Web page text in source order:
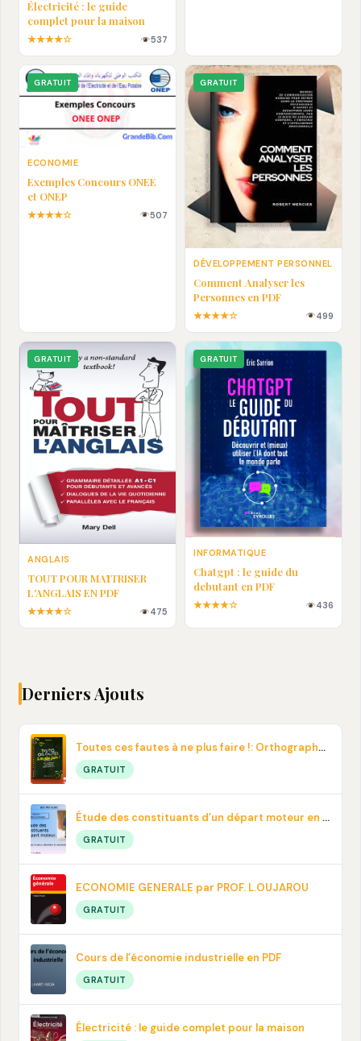
Électricité : le guide
complet pour la maison
★★★★☆ 537
GRATUIT
ECONOMIE
Exemples Concours ONEE
et ONEP
★★★★☆ 507
GRATUIT
DÉVELOPPEMENT PERSONNEL
Comment Analyser les
Personnes en PDF
★★★★☆ 499
GRATUIT
ANGLAIS
TOUT POUR MAȊTRISER
L'ANGLAIS EN PDF
★★★★☆ 475
GRATUIT
INFORMATIQUE
Chatgpt : le guide du
debutant en PDF
★★★★☆ 436
Derniers Ajouts
Toutes ces fautes à ne plus faire !: Orthographe, contresens, prononciation… En pdf
GRATUIT
Étude des constituants d’un départ moteur en PDF
GRATUIT
ECONOMIE GENERALE par PROF. L.OUJAROU
GRATUIT
Cours de l’économie industrielle en PDF
GRATUIT
Électricité : le guide complet pour la maison